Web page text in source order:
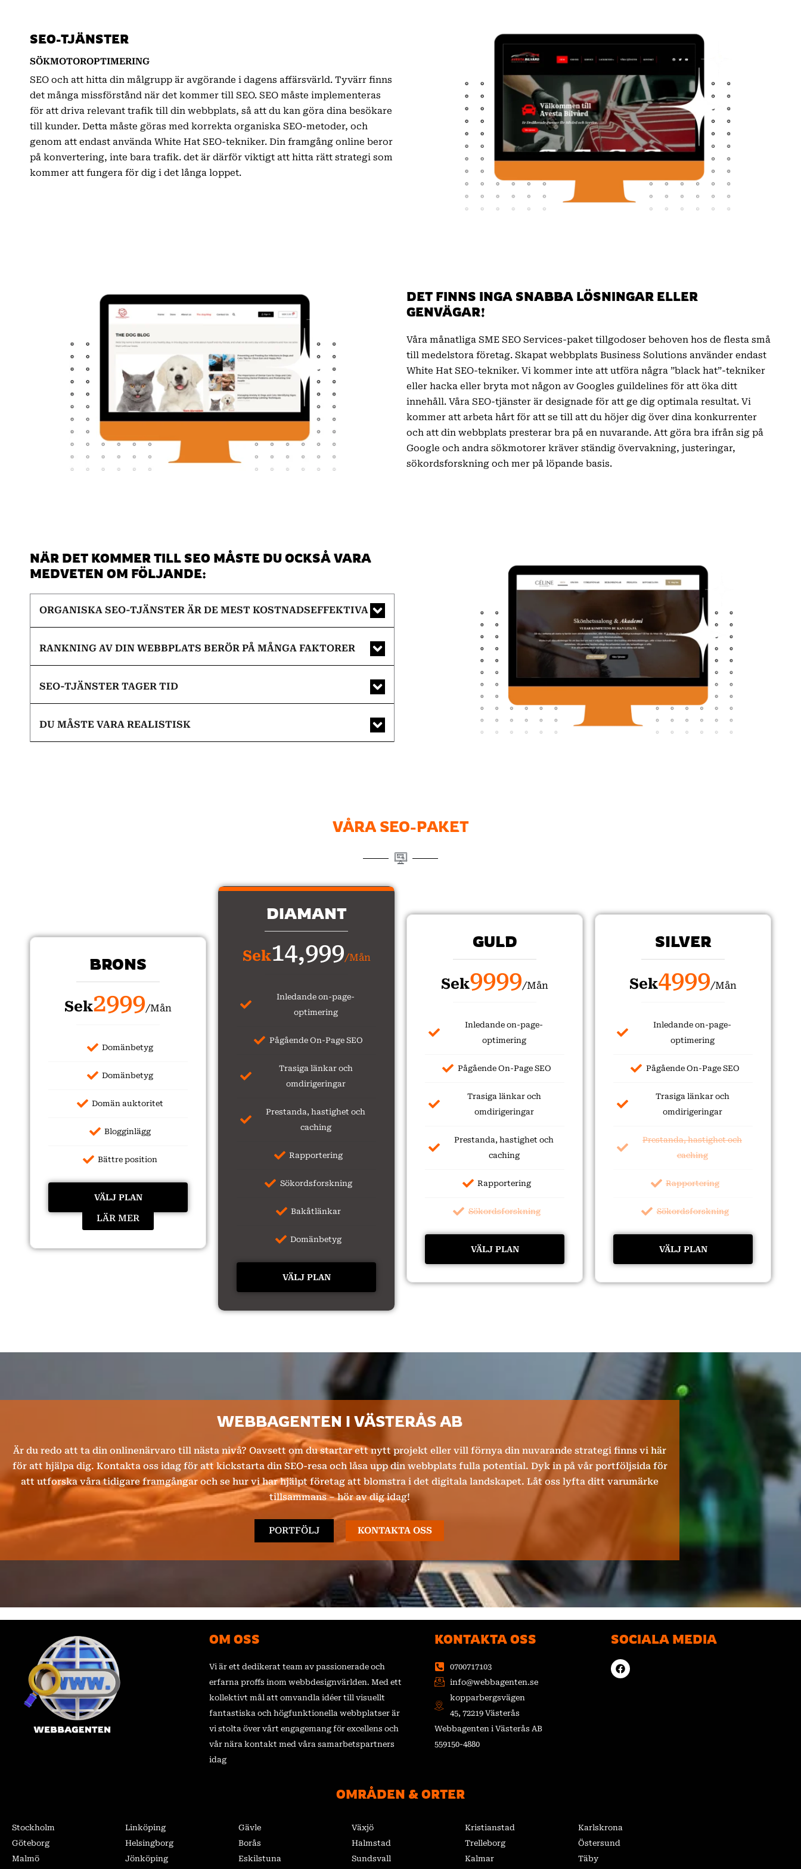
SEO-TJÄNSTER
SÖKMOTOROPTIMERING
SEO och att hitta din målgrupp är avgörande i dagens affärsvärld. Tyvärr finns
det många missförstånd när det kommer till SEO. SEO måste implementeras
för att driva relevant trafik till din webbplats, så att du kan göra dina besökare
till kunder. Detta måste göras med korrekta organiska SEO-metoder, och
genom att endast använda White Hat SEO-tekniker. Din framgång online beror
på konvertering, inte bara trafik. det är därför viktigt att hitta rätt strategi som
kommer att fungera för dig i det långa loppet.
DET FINNS INGA SNABBA LÖSNINGAR ELLER
GENVÄGAR!
Våra månatliga SME SEO Services-paket tillgodoser behoven hos de flesta små
till medelstora företag. Skapat webbplats Business Solutions använder endast
White Hat SEO-tekniker. Vi kommer inte att utföra några ”black hat”-tekniker
eller hacka eller bryta mot någon av Googles guildelines för att öka ditt
innehåll. Våra SEO-tjänster är designade för att ge dig optimala resultat. Vi
kommer att arbeta hårt för att se till att du höjer dig över dina konkurrenter
och att din webbplats presterar bra på en nuvarande. Att göra bra ifrån sig på
Google och andra sökmotorer kräver ständig övervakning, justeringar,
sökordsforskning och mer på löpande basis.
NÄR DET KOMMER TILL SEO MÅSTE DU OCKSÅ VARA
MEDVETEN OM FÖLJANDE:
ORGANISKA SEO-TJÄNSTER ÄR DE MEST KOSTNADSEFFEKTIVA
RANKNING AV DIN WEBBPLATS BERÖR PÅ MÅNGA FAKTORER
SEO-TJÄNSTER TAGER TID
DU MÅSTE VARA REALISTISK
VÅRA SEO-PAKET
BRONS
Sek2999/Mån
Domänbetyg
Domänbetyg
Domän auktoritet
Blogginlägg
Bättre position
VÄLJ PLAN
LÄR MER
DIAMANT
Sek14,999/Mån
Inledande on-page-
optimering
Pågående On-Page SEO
Trasiga länkar och
omdirigeringar
Prestanda, hastighet och
caching
Rapportering
Sökordsforskning
Bakåtlänkar
Domänbetyg
VÄLJ PLAN
GULD
Sek9999/Mån
Inledande on-page-
optimering
Pågående On-Page SEO
Trasiga länkar och
omdirigeringar
Prestanda, hastighet och
caching
Rapportering
Sökordsforskning
VÄLJ PLAN
SILVER
Sek4999/Mån
Inledande on-page-
optimering
Pågående On-Page SEO
Trasiga länkar och
omdirigeringar
Prestanda, hastighet och
caching
Rapportering
Sökordsforskning
VÄLJ PLAN
WEBBAGENTEN I VÄSTERÅS AB
Är du redo att ta din onlinenärvaro till nästa nivå? Oavsett om du startar ett nytt projekt eller vill förnya din nuvarande strategi finns vi här
för att hjälpa dig. Kontakta oss idag för att kickstarta din SEO-resa och låsa upp din webbplats fulla potential. Dyk in på vår portföljsida för
att utforska våra tidigare framgångar och se hur vi har hjälpt företag att blomstra i det digitala landskapet. Låt oss lyfta ditt varumärke
tillsammans – hör av dig idag!
PORTFÖLJ KONTAKTA OSS
OM OSS
Vi är ett dedikerat team av passionerade och
erfarna proffs inom webbdesignvärlden. Med ett
kollektivt mål att omvandla idéer till visuellt
fantastiska och högfunktionella webbplatser är
vi stolta över vårt engagemang för excellens och
vår nära kontakt med våra samarbetspartners
idag
KONTAKTA OSS
0700717103
info@webbagenten.se
kopparbergsvägen
45, 72219 Västerås
Webbagenten i Västerås AB
559150-4880
SOCIALA MEDIA
F
a
c
OMRÅDEN & ORTER
Stockholm
Göteborg
Malmö
Linköping
Helsingborg
Jönköping
Gävle
Borås
Eskilstuna
Växjö
Halmstad
Sundsvall
Kristianstad
Trelleborg
Kalmar
Karlskrona
Östersund
Täby